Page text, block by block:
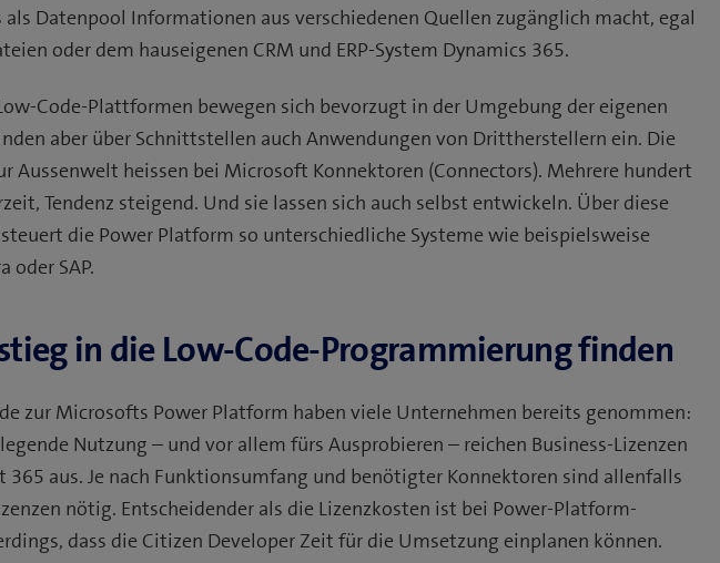
als Datenpool Informationen aus verschiedenen Quellen zugänglich macht, egal
oder dem hauseigenen CRM und ERP-System Dynamics 365.
Code-Plattformen bewegen sich bevorzugt in der Umgebung der eigenen
aber über Schnittstellen auch Anwendungen von Drittherstellern ein. Die
Aussenwelt heissen bei Microsoft Konnektoren (Connectors). Mehrere hundert
Tendenz steigend. Und sie lassen sich auch selbst entwickeln. Über diese
die Power Platform so unterschiedliche Systeme wie beispielsweise
oder SAP.
in die Low-Code-Programmierung finden
zur Microsofts Power Platform haben viele Unternehmen bereits genommen:
Nutzung – und vor allem fürs Ausprobieren – reichen Business-Lizenzen
365 aus. Je nach Funktionsumfang und benötigter Konnektoren sind allenfalls
nötig. Entscheidender als die Lizenzkosten ist bei Power-Platform-
dass die Citizen Developer Zeit für die Umsetzung einplanen können.